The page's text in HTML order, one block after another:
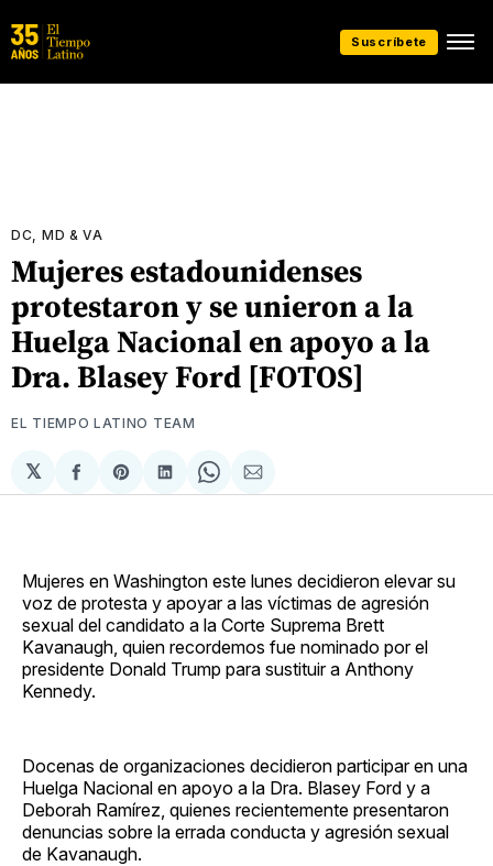
Suscríbete
DC, MD & VA
Mujeres estadounidenses
protestaron y se unieron a la
Huelga Nacional en apoyo a la
Dra. Blasey Ford [FOTOS]
EL TIEMPO LATINO TEAM
𝕏
Compartir
en
Share
on
Compartir
en
Share
on
Compartir
via
Mujeres en Washington este lunes decidieron elevar su
voz de protesta y apoyar a las víctimas de agresión
sexual del candidato a la Corte Suprema Brett
Kavanaugh, quien recordemos fue nominado por el
presidente Donald Trump para sustituir a Anthony
Kennedy.
Docenas de organizaciones decidieron participar en una
Huelga Nacional en apoyo a la Dra. Blasey Ford y a
Deborah Ramírez, quienes recientemente presentaron
denuncias sobre la errada conducta y agresión sexual
de Kavanaugh.